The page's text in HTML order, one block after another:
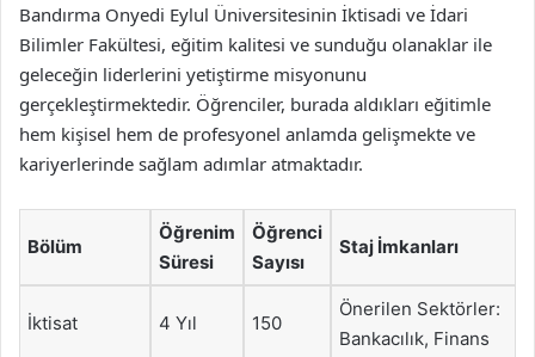
Bandırma Onyedi Eylul Üniversitesinin İktisadi ve İdari
Bilimler Fakültesi, eğitim kalitesi ve sunduğu olanaklar ile
geleceğin liderlerini yetiştirme misyonunu
gerçekleştirmektedir. Öğrenciler, burada aldıkları eğitimle
hem kişisel hem de profesyonel anlamda gelişmekte ve
kariyerlerinde sağlam adımlar atmaktadır.
Bölüm
Öğrenim
Süresi
Öğrenci
Sayısı
Staj İmkanları
İktisat 4 Yıl 150
Önerilen Sektörler:
Bankacılık, Finans